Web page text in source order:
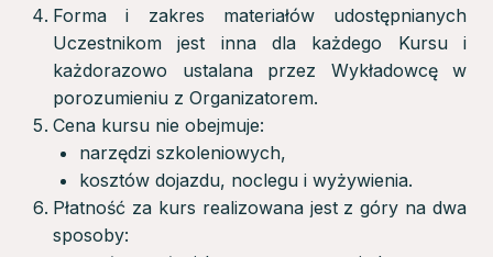
Forma i zakres materiałów udostępnianych
Uczestnikom jest inna dla każdego Kursu i
każdorazowo ustalana przez Wykładowcę w
porozumieniu z Organizatorem.
Cena kursu nie obejmuje:
narzędzi szkoleniowych,
kosztów dojazdu, noclegu i wyżywienia.
Płatność za kurs realizowana jest z góry na dwa
sposoby: